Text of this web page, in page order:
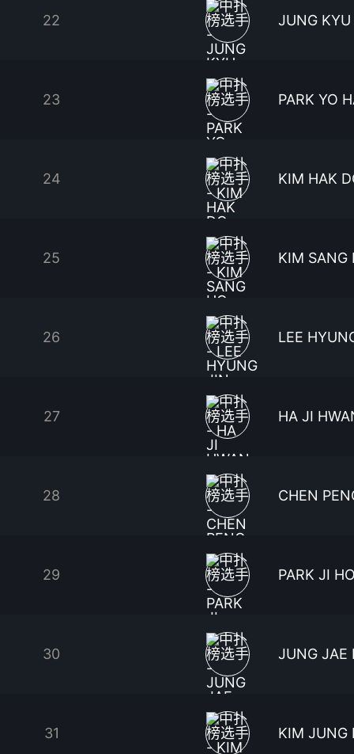
22 JUNG
23 PARK YO
24 KIM HAK
25 KIM SANG
26 LEE
27 HA JI
28 CHEN
29 PARK JI
30 JUNG JAE
31 KIM JUNG